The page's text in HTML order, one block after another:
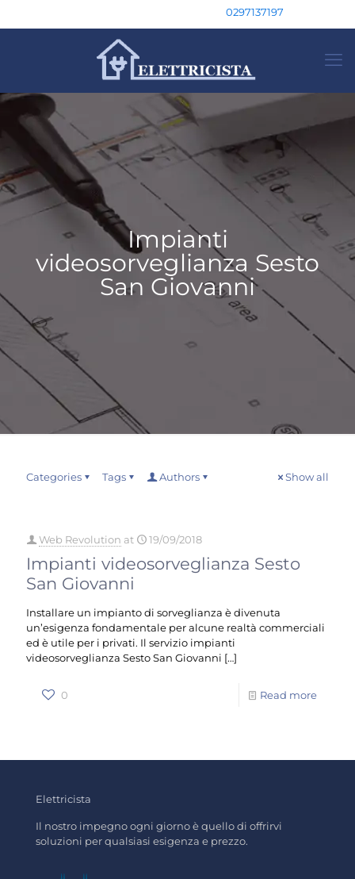
0297137197
Impianti
videosorveglianza Sesto
San Giovanni
Categories Tags Authors Show all
Web Revolution at 19/09/2018
Impianti videosorveglianza Sesto
San Giovanni
Installare un impianto di sorveglianza è divenuta
un’esigenza fondamentale per alcune realtà commerciali
ed è utile per i privati. Il servizio impianti
videosorveglianza Sesto San Giovanni […]
0 Read more
Elettricista
Il nostro impegno ogni giorno è quello di offrirvi
soluzioni per qualsiasi esigenza e prezzo.